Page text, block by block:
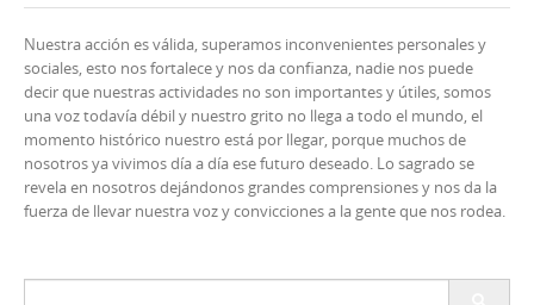
Nuestra acción es válida, superamos inconvenientes personales y
sociales, esto nos fortalece y nos da confianza, nadie nos puede
decir que nuestras actividades no son importantes y útiles, somos
una voz todavía débil y nuestro grito no llega a todo el mundo, el
momento histórico nuestro está por llegar, porque muchos de
nosotros ya vivimos día a día ese futuro deseado. Lo sagrado se
revela en nosotros dejándonos grandes comprensiones y nos da la
fuerza de llevar nuestra voz y convicciones a la gente que nos rodea.